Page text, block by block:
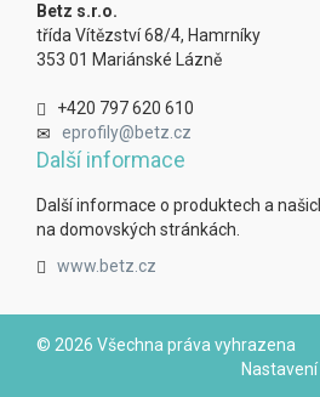
Betz s.r.o.
třída Vítězství 68/4, Hamrníky
353 01 Mariánské Lázně
+420 797 620 610
eprofily@betz.cz
Další informace
Další informace o produktech a
na domovských stránkách.
www.betz.cz
© 2026 Všechna práva vyhrazena